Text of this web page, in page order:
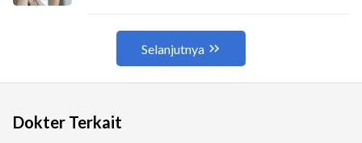
Dokter Terkait